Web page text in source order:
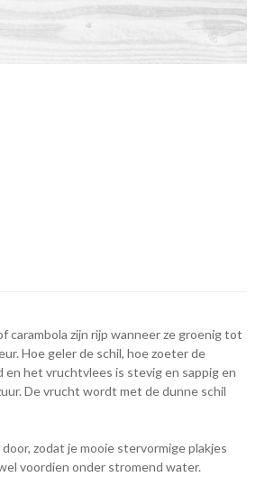
zijn rijp wanneer ze groenig tot
Hoe geler de schil, hoe zoeter de
en het vruchtvlees is stevig en sappig en
De vrucht wordt met de dunne schil
zodat je mooie stervormige plakjes
voordien onder stromend water.